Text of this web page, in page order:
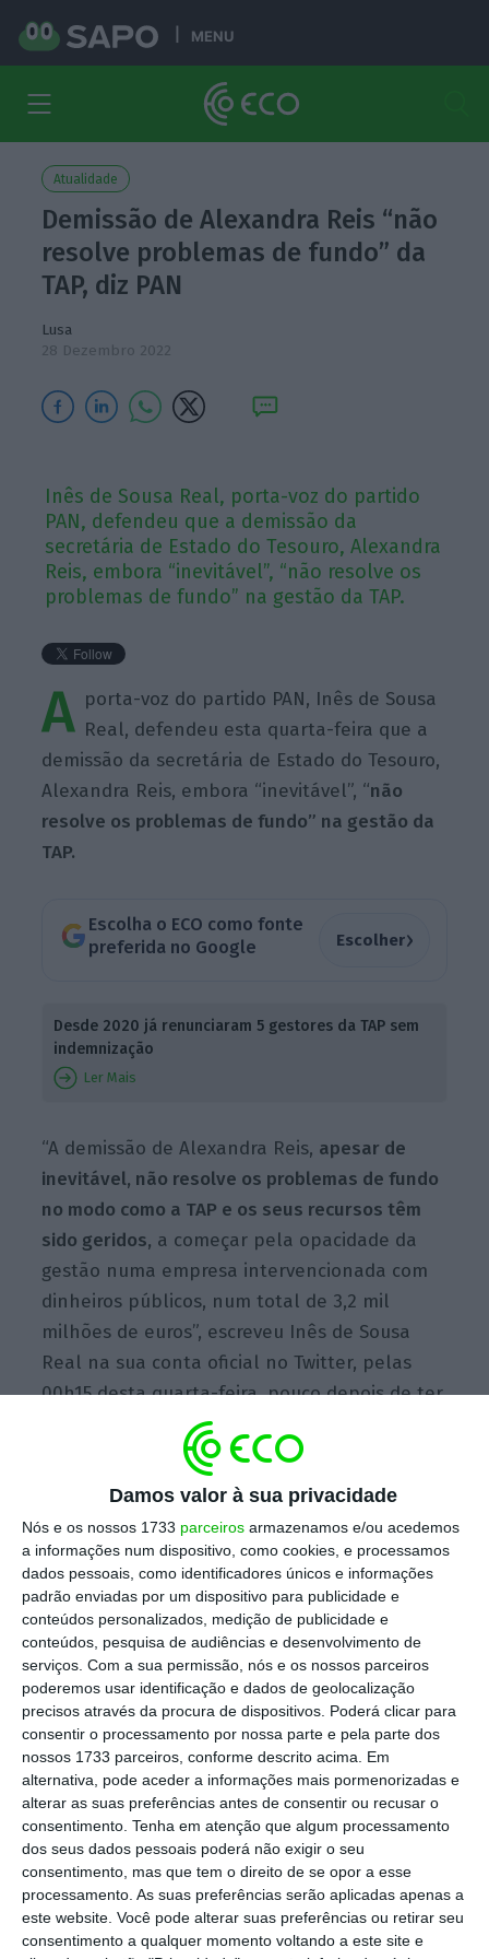
Damos valor à sua privacidade
Nós e os nossos 1733 parceiros armazenamos e/ou acedemos
a informações num dispositivo, como cookies, e processamos
dados pessoais, como identificadores únicos e informações
padrão enviadas por um dispositivo para publicidade e
conteúdos personalizados, medição de publicidade e
conteúdos, pesquisa de audiências e desenvolvimento de
serviços. Com a sua permissão, nós e os nossos parceiros
poderemos usar identificação e dados de geolocalização
precisos através da procura de dispositivos. Poderá clicar para
consentir o processamento por nossa parte e pela parte dos
nossos 1733 parceiros, conforme descrito acima. Em
alternativa, pode aceder a informações mais pormenorizadas e
alterar as suas preferências antes de consentir ou recusar o
consentimento. Tenha em atenção que algum processamento
dos seus dados pessoais poderá não exigir o seu
consentimento, mas que tem o direito de se opor a esse
processamento. As suas preferências serão aplicadas apenas a
este website. Você pode alterar suas preferências ou retirar seu
consentimento a qualquer momento voltando a este site e
MENU
Atualidade
Demissão de Alexandra Reis “não
resolve problemas de fundo” da
TAP, diz PAN
Lusa
28 Dezembro 2022
Inês de Sousa Real, porta-voz do partido
PAN, defendeu que a demissão da
secretária de Estado do Tesouro, Alexandra
Reis, embora “inevitável”, “não resolve os
problemas de fundo” na gestão da TAP.
A porta-voz do partido PAN, Inês de Sousa
Real, defendeu esta quarta-feira que a
demissão da secretária de Estado do Tesouro,
Alexandra Reis, embora “inevitável”, “não
resolve os problemas de fundo” na gestão da
TAP.
Escolha o ECO como fonte
preferida no Google
Escolher›
Desde 2020 já renunciaram 5 gestores da TAP sem
indemnização
Ler Mais
“A demissão de Alexandra Reis, apesar de
inevitável, não resolve os problemas de fundo
no modo como a TAP e os seus recursos têm
sido geridos, a começar pela opacidade da
gestão numa empresa intervencionada com
dinheiros públicos, num total de 3,2 mil
milhões de euros”, escreveu Inês de Sousa
Real na sua conta oficial no Twitter, pelas
00h15 desta quarta-feira, pouco depois de ter
sido anunciado queAlexandra Reis tinha
apresentado o pedido de demissão, solicitado
pelo ministro das Finanças, Fernando Medina.
Em comunicado, divulgado na terça-feira à
noite, o governante explicou que tomou a
decisão para “preservar a autoridade política
do Ministério das Finanças num momento
particularmente sensível na vida de milhões
de portugueses”.
Alexandra Reis esteve envolvida nos últimos
dias numa polémica relacionada com a TAP,
após o Correio da Manhã ter noticiado no
sábado que estarecebeu uma indemnização
no valor de 500 mil euros por sair
antecipadamente do cargo de administradora